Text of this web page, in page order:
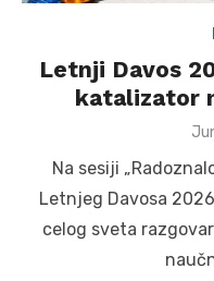
Letnji Davos
katalizator
Na sesiji
Letnjeg Davosa
celog sveta